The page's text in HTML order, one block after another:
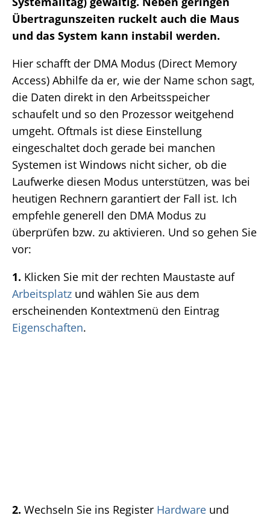
Übertragunszeiten ruckelt auch die Maus
und das System kann instabil werden.
Hier schafft der DMA Modus (Direct Memory
Access) Abhilfe da er, wie der Name schon sagt,
die Daten direkt in den Arbeitsspeicher
schaufelt und so den Prozessor weitgehend
umgeht. Oftmals ist diese Einstellung
eingeschaltet doch gerade bei manchen
Systemen ist Windows nicht sicher, ob die
Laufwerke diesen Modus unterstützen, was bei
heutigen Rechnern garantiert der Fall ist. Ich
empfehle generell den DMA Modus zu
überprüfen bzw. zu aktivieren. Und so gehen Sie
vor:
1. Klicken Sie mit der rechten Maustaste auf
Arbeitsplatz und wählen Sie aus dem
erscheinenden Kontextmenü den Eintrag
Eigenschaften.
2. Wechseln Sie ins Register Hardware und